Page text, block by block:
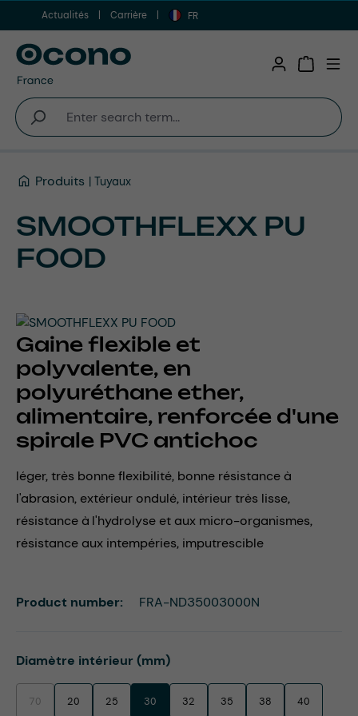
Aller au contenu principal
Actualités Carrière FR
Produits Tuyaux
SMOOTHFLEXX PU
FOOD
Gaine flexible et
polyvalente, en
polyuréthane ether,
alimentaire, renforcée d'une
spirale PVC antichoc
léger, très bonne flexibilité, bonne résistance à
l'abrasion, extérieur ondulé, intérieur très lisse,
résistance à l'hydrolyse et aux micro-organismes,
résistance aux intempéries, imputrescible
Select
Diamètre intérieur (mm)
70(This option is currently unavailable.)
20 25 30 32 35 38 40
Product number: FRA-ND35003000N